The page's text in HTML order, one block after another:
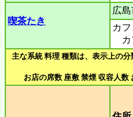
喫茶たき
広
カ
カ
主な系統 料理 種類は、表示上の
お店の席数 座敷 禁煙 収容人数